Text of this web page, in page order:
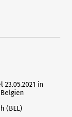
23.05.2021 in
(BEL)